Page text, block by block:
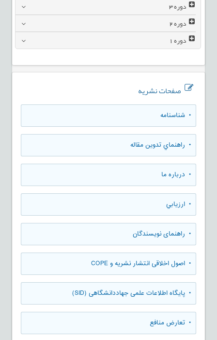
دوره3
دوره2
دوره1
صفحات نشریه
• شناسنامه
• راهنماي تدوين مقاله
• درباره ما
• ارزيابي
• راهنمای نویسندگان
• اصول اخلاقی انتشار نشریه و COPE
• پایگاه اطلاعات علمی جهاددانشگاهی (SID)
• تعارض منافع